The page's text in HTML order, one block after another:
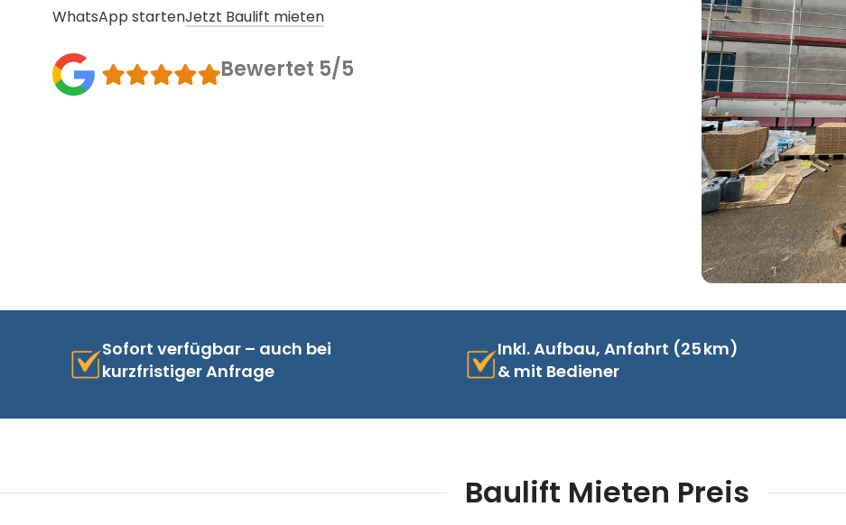
WhatsApp startenJetzt Baulift mieten
Bewertet 5/5
Sofort verfügbar – auch bei
kurzfristiger Anfrage
Inkl. Aufbau, Anfahrt (25 km)
& mit Bediener
Baulift Mieten Preis